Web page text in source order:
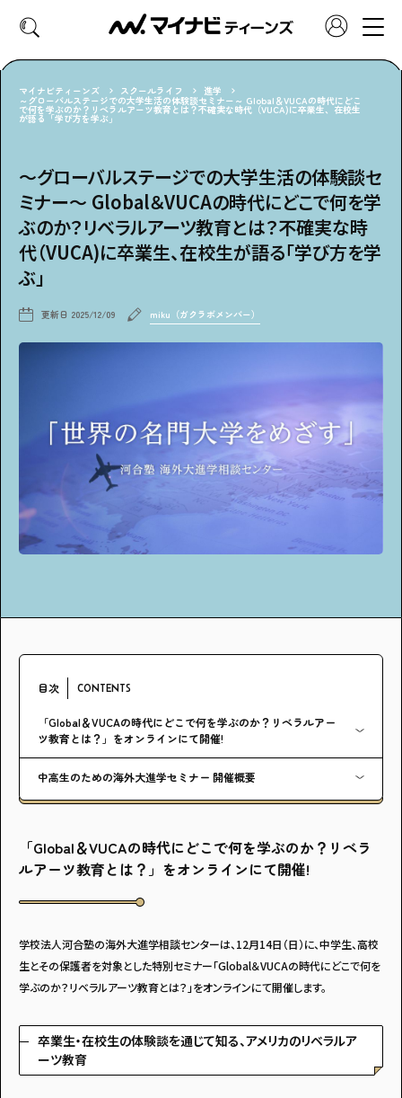
ファッション ヘア・メイク
トレンド スクールライフ
エンタメ 診断
アンケート プレゼント
ティーンのうちにしかできない特別な体験を！
マイナビティーンズ スクールライフ 進学
～グローバルステージでの大学生活の体験談セミナー～ Global＆VUCAの時代にどこ
で何を学ぶのか？リベラルアーツ教育とは？不確実な時代（VUCA)に卒業生、在校生
が語る「学び方を学ぶ」
～グローバルステージでの大学生活の体験談セ
ミナー～ Global＆VUCAの時代にどこで何を学
ぶのか？リベラルアーツ教育とは？不確実な時
代（VUCA)に卒業生、在校生が語る「学び方を学
ぶ」
更新日 2025/12/09 miku（ガクラボメンバー）
目次 CONTENTS
「Global＆VUCAの時代にどこで何を学ぶのか？リベラルアー
ツ教育とは？」をオンラインにて開催!
中高生のための海外大進学セミナー 開催概要
「Global＆VUCAの時代にどこで何を学ぶのか？リベラ
ルアーツ教育とは？」をオンラインにて開催!
学校法人河合塾の海外大進学相談センターは、12月14日（日）に、中学生、高校
生とその保護者を対象とした特別セミナー「Global＆VUCAの時代にどこで何を
学ぶのか？リベラルアーツ教育とは？」をオンラインにて開催します。
卒業生・在校生の体験談を通じて知る、アメリカのリベラルア
ーツ教育